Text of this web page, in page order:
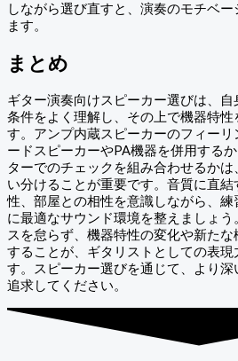
しながら選び直すと、演奏のモチベ
ます。
まとめ
ギター演奏向けスピーカー選びは、
条件をよく理解し、その上で機器特
す。アンプ内蔵スピーカーのフィー
ードスピーカーやPA機器を併用する
ターでのチェックを組み合わせるか
い分けることが重要です。音質に直
性、部屋との相性を意識しながら、
に最適なサウンド環境を整えましょ
スを怠らず、機器特性の変化や新た
することが、ギタリストとしての表現
す。スピーカー選びを通じて、より
追求してください。